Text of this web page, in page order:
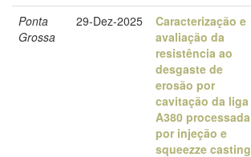
Ponta
Grossa
29-Dez-2025
Caracterização e
avaliação da
resistência ao
desgaste de
erosão por
cavitação da liga
A380 processada
por injeção e
squeezze casting